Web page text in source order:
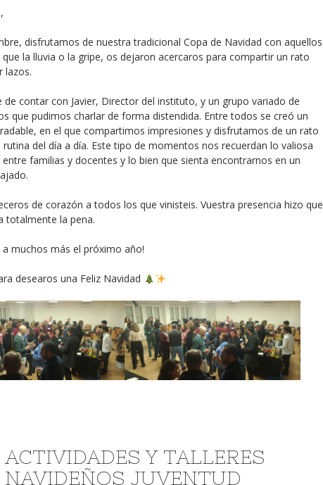
disfrutamos de nuestra tradicional Copa de Navidad con aquellos
la lluvia o la gripe, os dejaron acercaros para compartir un rato
lazos.
de contar con Javier, Director del instituto, y un grupo variado de
que pudimos charlar de forma distendida. Entre todos se creó un
en el que compartimos impresiones y disfrutamos de un rato
del día a día. Este tipo de momentos nos recuerdan lo valiosa
familias y docentes y lo bien que sienta encontrarnos en un
de corazón a todos los que vinisteis. Vuestra presencia hizo que
totalmente la pena.
muchos más el próximo año!
desearos una Feliz Navidad
ACTIVIDADES Y TALLERES
NAVIDEÑOS JUVENTUD